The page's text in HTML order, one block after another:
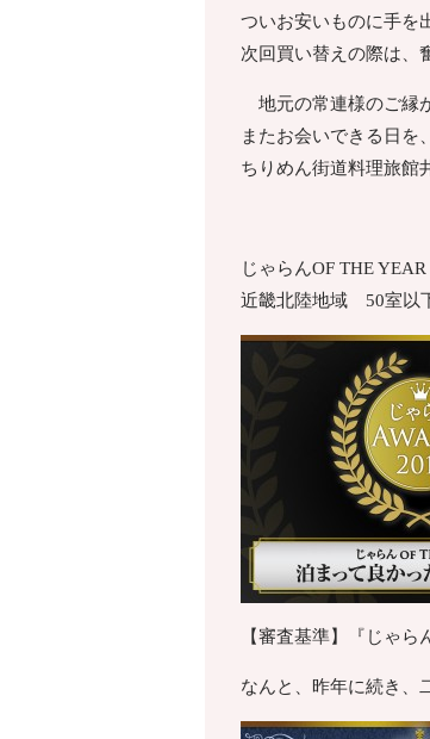
ついお安いものに手を
次回買い替えの際は、
地元の常連様のご縁
またお会いできる日を
ちりめん街道料理旅
じゃらんOF THE
近畿北陸地域 50室以
【審査基準】『じゃ
なんと、昨年に続き、